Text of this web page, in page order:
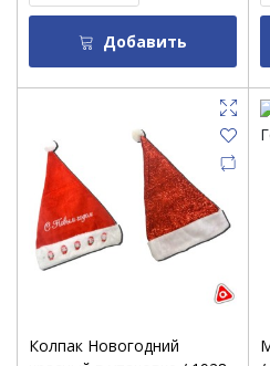
Добавить
Колпак Новогодний